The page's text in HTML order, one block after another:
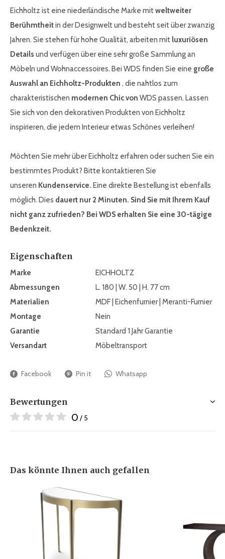
Eichholtz ist eine niederländische Marke mitweltweiter
Berühmtheitin der Designwelt und besteht seit über zwanzig
Jahren. Sie stehen für hohe Qualität, arbeiten mit luxuriösen
Details und verfügen über eine sehr große Sammlung an
Möbeln und Wohnaccessoires. Bei WDS finden Sie eine große
Auswahl an Eichholtz-Produkten , die nahtlos zum
charakteristischen modernen Chic von WDS passen. Lassen
Sie sich von den dekorativen Produkten von Eichholtz
inspirieren, die jedem Interieur etwas Schönes verleihen!
Möchten Sie mehr über Eichholtz erfahren oder suchen Sie ein
bestimmtes Produkt? Bitte kontaktieren Sie
unseren Kundenservice. Eine direkte Bestellung ist ebenfalls
möglich. Dies dauert nur 2 Minuten. Sind Sie mit Ihrem Kauf
nicht ganz zufrieden? Bei WDS erhalten Sie eine 30-tägige
Bedenkzeit.
Eigenschaften
Marke
EICHHOLTZ
Abmessungen
L. 180 | W. 50 | H. 77 cm
Materialien
MDF | Eichenfurnier | Meranti-Furnier
Montage
Nein
Garantie
Standard 1 Jahr Garantie
Versandart
Möbeltransport
Facebook Pin it Whatsapp
Bewertungen
0 / 5
Das könnte Ihnen auch gefallen